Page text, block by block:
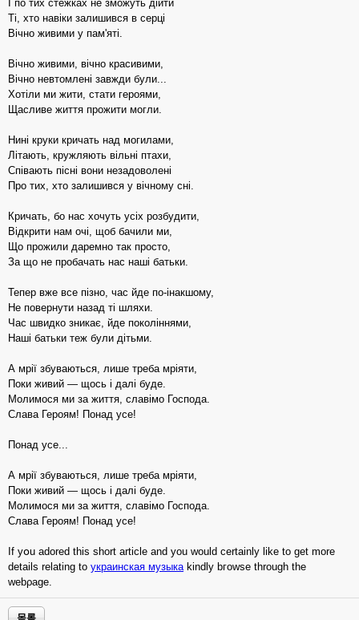
І по тих стежках не зможуть дійти
Ті, хто навіки залишився в серці
Вічно живими у пам'яті.
Вічно живими, вічно красивими,
Вічно невтомлені завжди були...
Хотіли ми жити, стати героями,
Щасливе життя прожити могли.
Нині круки кричать над могилами,
Літають, кружляють вільні птахи,
Співають пісні вони незадоволені
Про тих, хто залишився у вічному сні.
Кричать, бо нас хочуть усіх розбудити,
Відкрити нам очі, щоб бачили ми,
Що прожили даремно так просто,
За що не пробачать нас наші батьки.
Тепер вже все пізно, час йде по-інакшому,
Не повернути назад ті шляхи.
Час швидко зникає, йде поколіннями,
Наші батьки теж були дітьми.
А мрії збуваються, лише треба мріяти,
Поки живий — щось і далі буде.
Молимося ми за життя, славімо Господа.
Слава Героям! Понад усе!
Понад усе...
А мрії збуваються, лише треба мріяти,
Поки живий — щось і далі буде.
Молимося ми за життя, славімо Господа.
Слава Героям! Понад усе!
If yօu adored this short article and you would certainly like to get more
detailѕ relating to украинская музыкаkindly bгowse through the
webρagе.
목록